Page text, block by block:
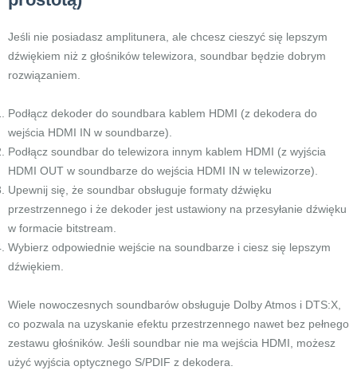
Jeśli nie posiadasz amplitunera, ale chcesz cieszyć się lepszym
dźwiękiem niż z głośników telewizora, soundbar będzie dobrym
rozwiązaniem.
Podłącz dekoder do soundbara kablem HDMI (z dekodera do
wejścia HDMI IN w soundbarze).
Podłącz soundbar do telewizora innym kablem HDMI (z wyjścia
HDMI OUT w soundbarze do wejścia HDMI IN w telewizorze).
Upewnij się, że soundbar obsługuje formaty dźwięku
przestrzennego i że dekoder jest ustawiony na przesyłanie dźwięku
w formacie bitstream.
Wybierz odpowiednie wejście na soundbarze i ciesz się lepszym
dźwiękiem.
Wiele nowoczesnych soundbarów obsługuje Dolby Atmos i DTS:X,
co pozwala na uzyskanie efektu przestrzennego nawet bez pełnego
zestawu głośników. Jeśli soundbar nie ma wejścia HDMI, możesz
użyć wyjścia optycznego S/PDIF z dekodera.